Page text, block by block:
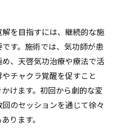
法でのチャクラ活性化が
善に与える影響
感する天啓気功治療や療
ャクラの目覚め
法で活性化するクンダリ
が寛解を導く理由
を目指すには、継続的な施
す。施術では、気功師が患
、天啓気功治療や療法で活
チャクラ覚醒を促すこと
けます。初回から劇的な変
のセッションを通じて徐々
ります。